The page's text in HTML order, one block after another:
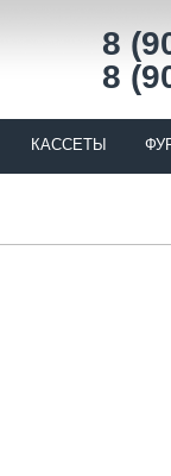
8
8
КАССЕТЫ